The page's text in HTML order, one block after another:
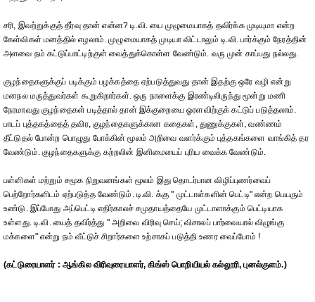
சரி, இவற்றுக்குத் தீர்வு தான் என்ன? டி.வி. யை முழுமையாகத் தவிர்க்க முடியுமா என்ற
கேள்விகள் மனத்தில் எழலாம். முழுமையாகத் முடியா விட்டாலும் டி.வி. பார்க்கும் நேரத்தின்
அளவை நம் கட்டுப்பாட்டிற்குள் வைத்துக்கொள்ள வேண்டும். வரு முன் காப்பது நல்லது.
குழந்தைகளுக்குப் படிக்கும் பழக்கத்தை ஏற்படுத்துவது தான் இதற்கு ஒரே வழி என்று
மனநல மருத்துவர்கள் கூறுகிறார்கள். ஒரு நாளைக்கு இரண்டிலிருந்து மூன்று மணி
நேரமாவது குழந்தைகள் படித்தால் தான் இக்குறையை ஓரளவிற்குக் கட்டுப் படுத்தலாம்.
பாடப் புத்தகத்தைத் தவிர, குழந்தைகளுக்கான கதைகள், துணுக்குகள், வண்ணம்
தீட்டுதல் போன்ற பொழுது போக்கின் மூலம் அறிவை வளர்க்கும் புத்தகங்களை வாங்கித் தர
வேண்டும். குழந்தைகளுக்கு கற்றலின் இனிமையைப் புரிய வைக்க வேண்டும்.
பள்ளிகள் மற்றும் சமூக நிறுவனங்கள் மூலம் இது தொடர்பான விழிப்புணர்வைப்
பெற்றோர்களிடம் ஏற்படுத்த வேண்டும். டி.வி. க்கு " முட்டாள்களின் பெட்டி" என்ற பெயரும்
உண்டு. இப்போது அப்பெட்டி எதிர்காலச் சமுதாயத்தையே முட்டாளாக்கும் பெட்டியாக
உள்ளது. டி.வி. யைத் தவிர்த்து " அறிவை விரிவு செய்; விசாலப் பார்வையால் விழுங்கு
மக்களை" என்று நம் வீட்டுச் சிறார்களை உற்சாகப் படுத்தி உணர வைப்போம் !
(கட்டுரையாளர் : ஆங்கில விரிவுரையாளர், கிங்ஸ் பொறியியல் கல்லூரி, புனல்குளம்.)